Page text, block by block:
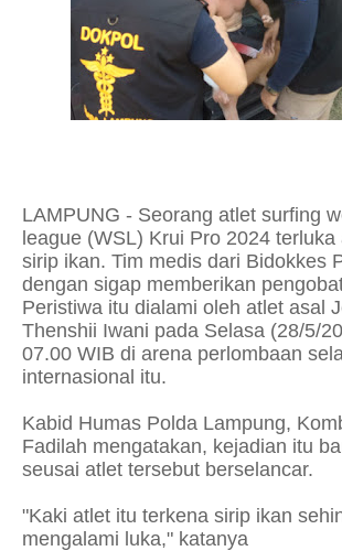
LAMPUNG - Seorang atlet surfing
league (WSL) Krui Pro 2024
sirip ikan. Tim medis dari Bidokkes
dengan sigap memberikan
Peristiwa itu dialami oleh atlet asal
Thenshii Iwani pada Selasa (28/5/
07.00 WIB di arena perlombaan
internasional itu.
Kabid Humas Polda Lampung,
Fadilah mengatakan, kejadian itu
seusai atlet tersebut berselancar.
"Kaki atlet itu terkena sirip ikan
mengalami luka," katanya